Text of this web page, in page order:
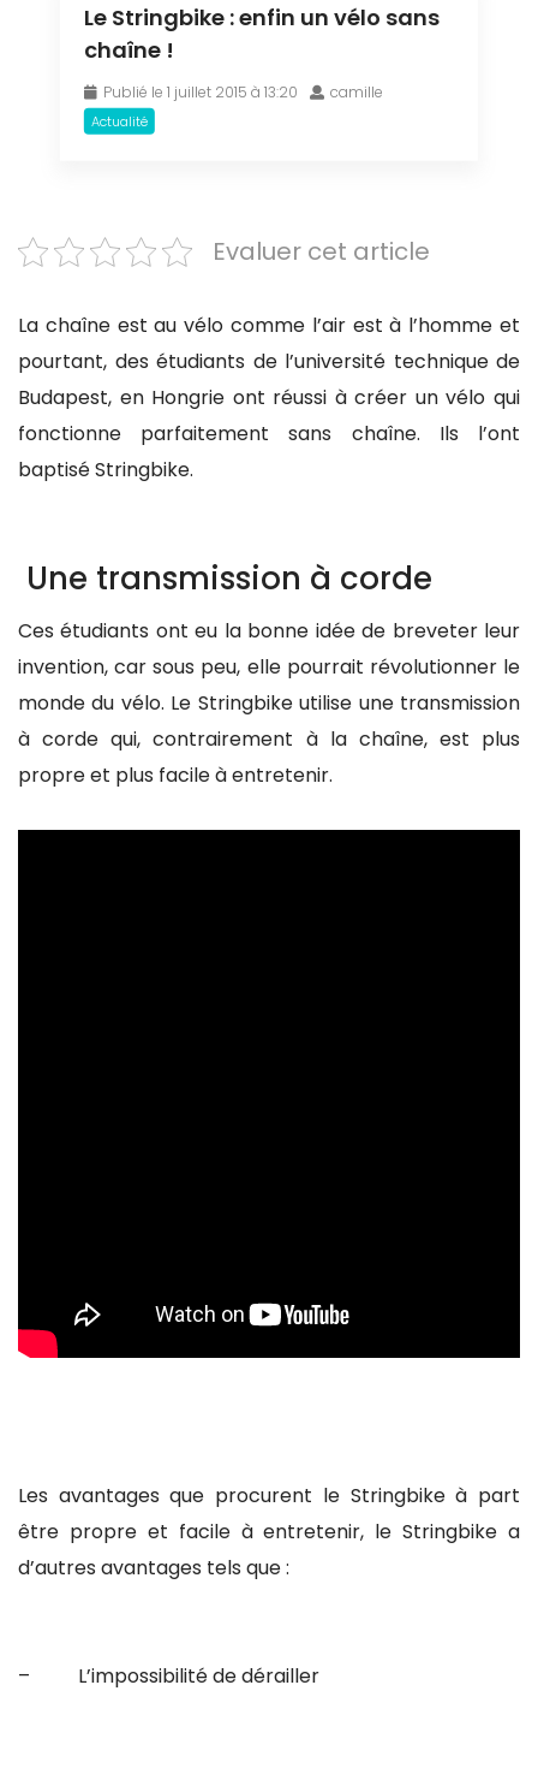
Le Stringbike : enfin un vélo sans
chaîne !
Publié le 1 juillet 2015 à 13:20 camille
Actualité
Evaluer cet article
La chaîne est au vélo comme l’air est à l’homme et
pourtant, des étudiants de l’université technique de
Budapest, en Hongrie ont réussi à créer un vélo qui
fonctionne parfaitement sans chaîne. Ils l’ont
baptisé Stringbike.
Une transmission à corde
Ces étudiants ont eu la bonne idée de breveter leur
invention, car sous peu, elle pourrait révolutionner le
monde du vélo. Le Stringbike utilise une transmission
à corde qui, contrairement à la chaîne, est plus
propre et plus facile à entretenir.
Les avantages que procurent le Stringbike à part
être propre et facile à entretenir, le Stringbike a
d’autres avantages tels que :
– L’impossibilité de dérailler